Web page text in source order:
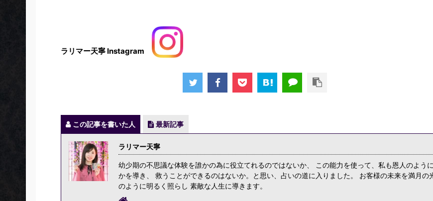
ラリマー天寧 Instagram
この記事を書いた人 最新記事
ラリマー天寧
幼少期の不思議な体験を誰かの為に役立てれるのではないか、 この能力を使って、私も恩人のよう
かを導き、 救うことができるのはないか。と思い、占いの道に入りました。 お客様の未来を満月の
のように明るく照らし 素敵な人生に導きます。